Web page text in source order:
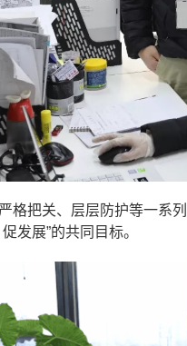
格把关、层层防护等一系
发展”的共同目标。